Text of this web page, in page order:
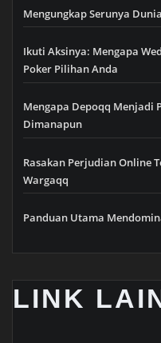
Mengungkap Serunya
Ikuti Aksinya: Mengapa
Poker Pilihan Anda
Mengapa Depoqq Menjadi
Dimanapun
Rasakan Perjudian Online
Wargaqq
Panduan Utama
LINK